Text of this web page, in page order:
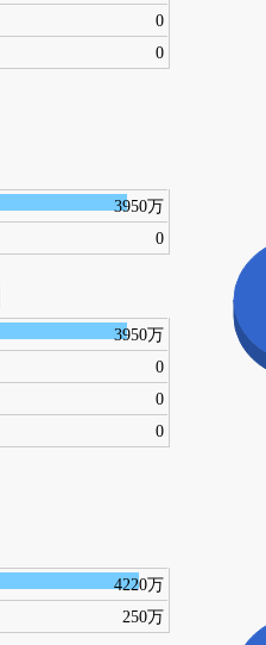
0
0
3950万
0
3950万
0
0
0
4220万
250万